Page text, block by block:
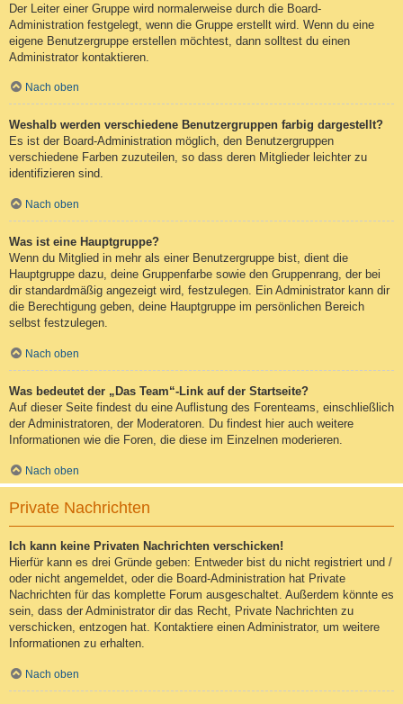
Der Leiter einer Gruppe wird normalerweise durch die Board-
Administration festgelegt, wenn die Gruppe erstellt wird. Wenn du eine
eigene Benutzergruppe erstellen möchtest, dann solltest du einen
Administrator kontaktieren.
Nach oben
Weshalb werden verschiedene Benutzergruppen farbig dargestellt?
Es ist der Board-Administration möglich, den Benutzergruppen
verschiedene Farben zuzuteilen, so dass deren Mitglieder leichter zu
identifizieren sind.
Nach oben
Was ist eine Hauptgruppe?
Wenn du Mitglied in mehr als einer Benutzergruppe bist, dient die
Hauptgruppe dazu, deine Gruppenfarbe sowie den Gruppenrang, der bei
dir standardmäßig angezeigt wird, festzulegen. Ein Administrator kann dir
die Berechtigung geben, deine Hauptgruppe im persönlichen Bereich
selbst festzulegen.
Nach oben
Was bedeutet der „Das Team“-Link auf der Startseite?
Auf dieser Seite findest du eine Auflistung des Forenteams, einschließlich
der Administratoren, der Moderatoren. Du findest hier auch weitere
Informationen wie die Foren, die diese im Einzelnen moderieren.
Nach oben
Private Nachrichten
Ich kann keine Privaten Nachrichten verschicken!
Hierfür kann es drei Gründe geben: Entweder bist du nicht registriert und /
oder nicht angemeldet, oder die Board-Administration hat Private
Nachrichten für das komplette Forum ausgeschaltet. Außerdem könnte es
sein, dass der Administrator dir das Recht, Private Nachrichten zu
verschicken, entzogen hat. Kontaktiere einen Administrator, um weitere
Informationen zu erhalten.
Nach oben